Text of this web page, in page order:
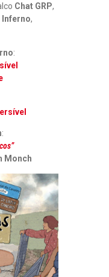
Chat GRP,
Inferno,
:
:
Monch